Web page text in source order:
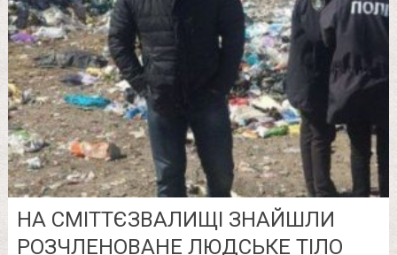
НА СМІТТЄЗВАЛИЩІ ЗНАЙШЛИ
РОЗЧЛЕНОВАНЕ ЛЮДСЬКЕ ТІЛО